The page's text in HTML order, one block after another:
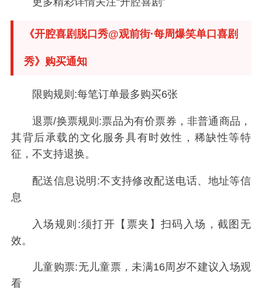
《开腔喜剧脱口秀@观前街·每周爆笑单口喜剧
秀》购买通知
限购规则:每笔订单最多购买6张
退票/换票规则:票品为有价票券，非普通商品，
其背后承载的文化服务具有时效性，稀缺性等特
征，不支持退换。
配送信息说明:不支持修改配送电话、地址等信
息
入场规则:须打开【票夹】扫码入场，截图无
效。
儿童购票:无儿童票，未满16周岁不建议入场观
看